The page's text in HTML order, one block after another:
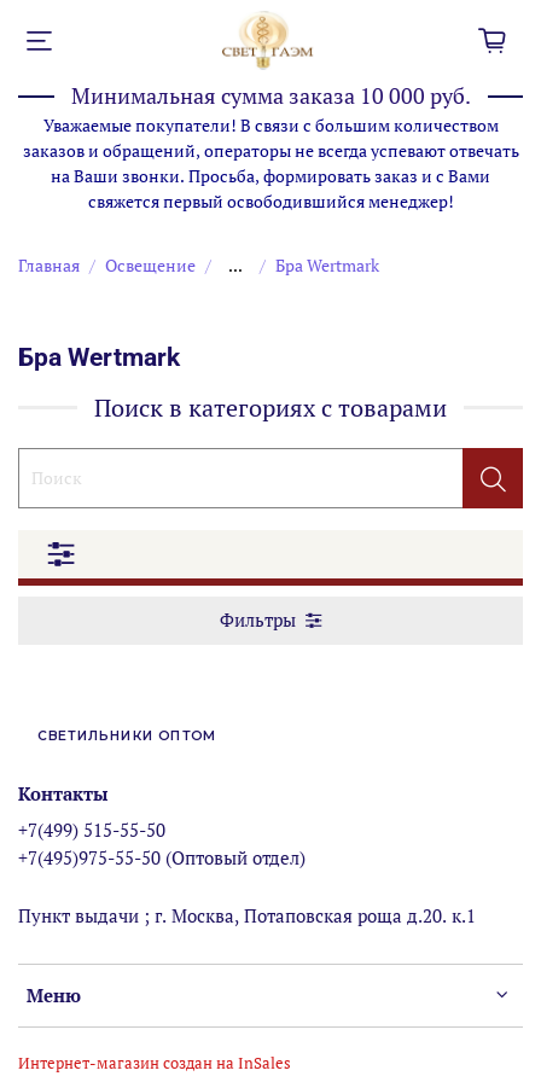
Минимальная сумма заказа 10 000 руб.
Уважаемые покупатели! В связи с большим количеством
заказов и обращений, операторы не всегда успевают отвечать
на Ваши звонки. Просьба, формировать заказ и с Вами
свяжется первый освободившийся менеджер!
Главная Освещение ... Бра Wertmark
Бра Wertmark
Поиск в категориях с товарами
Фильтры
СВЕТИЛЬНИКИ ОПТОМ
Меню
Контакты
+7(499) 515-55-50
+7(495)975-55-50 (Оптовый отдел)
Пункт выдачи ; г. Москва, Потаповская роща д.20. к.1
Интернет-магазин создан на InSales